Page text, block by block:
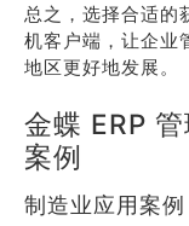
总之，选择合适的
机客户端，让企业
地区更好地发展。
金蝶 ERP
案例
制造业应用案例